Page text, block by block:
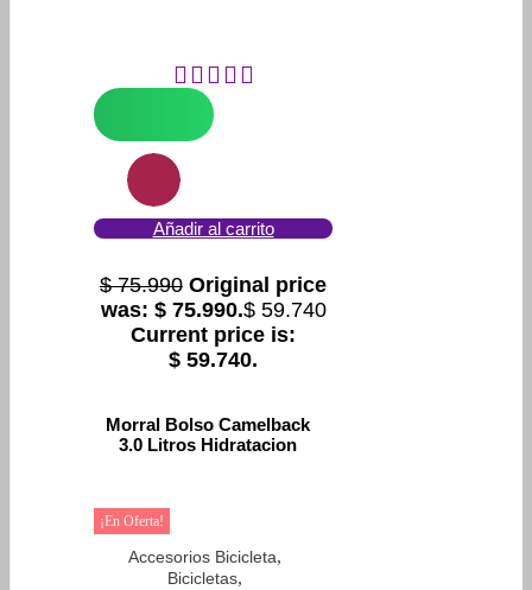
Añadir al carrito
$75.990 Original price
was: $ 75.990.$59.740
Current price is:
$ 59.740.
Morral Bolso Camelback
3.0 Litros Hidratacion
¡En Oferta!
Accesorios Bicicleta,
Bicicletas,